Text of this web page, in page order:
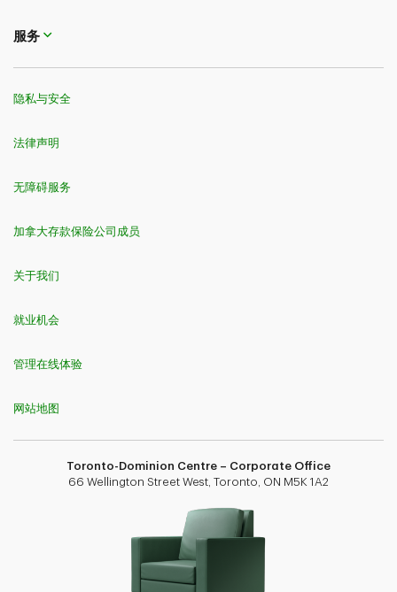
服务
隐私与安全
法律声明
无障碍服务
加拿大存款保险公司成员
关于我们
就业机会
管理在线体验
网站地图
Toronto-Dominion Centre – Corporate Office
66 Wellington Street West, Toronto, ON M5K 1A2